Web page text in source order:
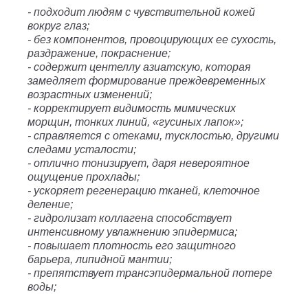
- подходит людям с чувствительной кожей
вокруг глаз;
- без компонентов, провоцирующих ее сухость,
раздражение, покраснение;
- содержит центеллу азиатскую, которая
замедляет формирование преждевременных
возрастных изменений;
- корректирует видимость мимических
морщин, тонких линий, «гусиных лапок»;
- справляется с отеками, тусклостью, другими
следами усталости;
- отлично тонизирует, даря невероятное
ощущение прохлады;
- ускоряет регенерацию тканей, клеточное
деление;
- гидролизат коллагена способствует
интенсивному увлажнению эпидермиса;
- повышает плотность его защитного
барьера, липидной мантии;
- препятствует трансэпидермальной потере
воды;